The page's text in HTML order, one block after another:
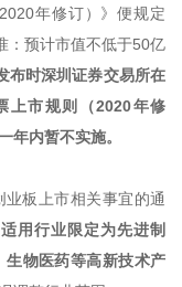
年修订）》便规定
：预计市值不低于50亿
布时深圳证券交易所在
上市规则（2020年修
年内暂不实施。
板上市相关事宜的通
适用行业限定为先进制
生物医药等高新技术产